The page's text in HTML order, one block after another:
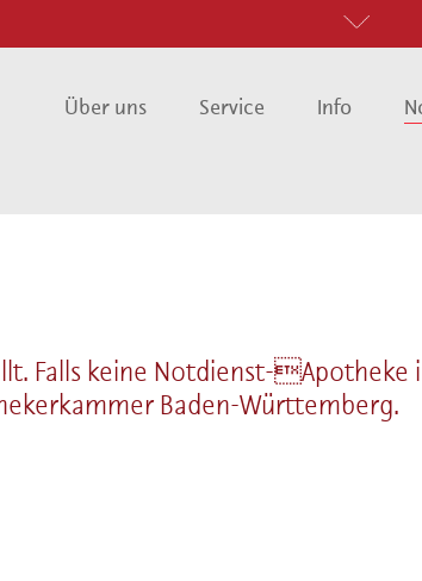
Über uns Service Info
Falls keine Notdienst-Apotheke
Baden-Württemberg.